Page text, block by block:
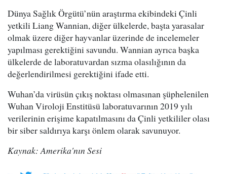
Dünya Sağlık Örgütü’nün araştırma ekibindeki Çinli
yetkili Liang Wannian, diğer ülkelerde, başta yarasalar
olmak üzere diğer hayvanlar üzerinde de incelemeler
yapılması gerektiğini savundu. Wannian ayrıca başka
ülkelerde de laboratuvardan sızma olasılığının da
değerlendirilmesi gerektiğini ifade etti.
Wuhan’da virüsün çıkış noktası olmasınan şüphelenilen
Wuhan Viroloji Enstitüsü laboratuvarının 2019 yılı
verilerinin erişime kapatılmasını da Çinli yetkililer olası
bir siber saldırıya karşı önlem olarak savunuyor.
Kaynak: Amerika'nın Sesi